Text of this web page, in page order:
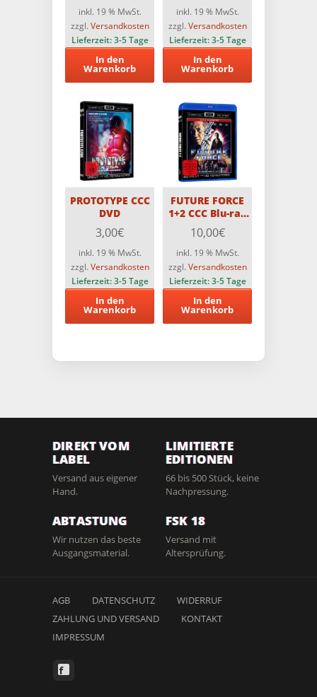
inkl. 19 % MwSt.
zzgl. Versandkosten
Lieferzeit:3-5 Tage
In den
Warenkorb
inkl. 19 % MwSt.
zzgl. Versandkosten
Lieferzeit:3-5 Tage
In den
Warenkorb
PROTOTYPE CCC
DVD
3,00€
inkl. 19 % MwSt.
zzgl. Versandkosten
Lieferzeit:3-5 Tage
In den
Warenkorb
FUTURE FORCE
1+2 CCC Blu-ray
Double-Feature
10,00€
inkl. 19 % MwSt.
zzgl. Versandkosten
Lieferzeit:3-5 Tage
In den
Warenkorb
DIREKT VOM
LABEL
Versand aus eigener
Hand.
LIMITIERTE
EDITIONEN
66 bis 500 Stück, keine
Nachpressung.
ABTASTUNG
Wir nutzen das beste
Ausgangsmaterial.
FSK 18
Versand mit
Altersprüfung.
AGB DATENSCHUTZ
WIDERRUF
ZAHLUNG UND VERSAND
KONTAKT
IMPRESSUM